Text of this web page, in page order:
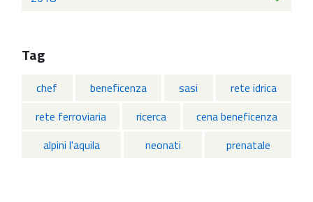
Tag
chef beneficenza sasi
rete idrica
rete ferroviaria
ricerca
cena beneficenza
alpini l'aquila
neonati prenatale